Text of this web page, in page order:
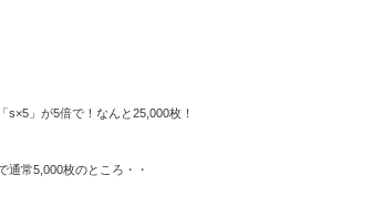
」が5倍で！なんと25,000枚！
通常5,000枚のところ・・